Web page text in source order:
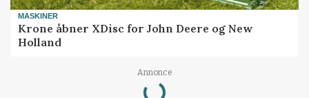
MASKINER
Krone åbner XDisc for John Deere og New
Holland
Annonce